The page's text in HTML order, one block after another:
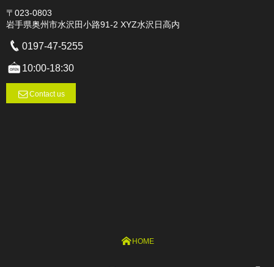
〒023-0803
岩手県奥州市水沢田小路91-2 XYZ水沢日高内
0197-47-5255
10:00-18:30
Contact us
HOME